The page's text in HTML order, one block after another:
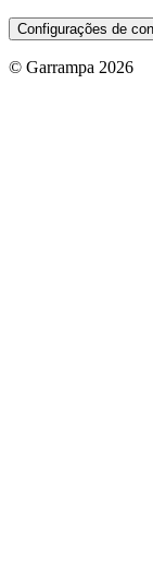
Configurações de
© Garrampa 2026